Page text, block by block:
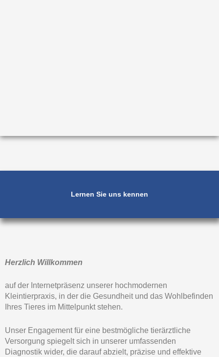
Lernen Sie uns kennen
Herzlich Willkommen
auf der Internetpräsenz unserer hochmodernen
Kleintierpraxis, in der die Gesundheit und das Wohlbefinden
Ihres Tieres im Mittelpunkt stehen.
Unser Engagement für eine bestmögliche tierärztliche
Versorgung spiegelt sich in unserer umfassenden
Diagnostik wider, die darauf abzielt, präzise und effektive